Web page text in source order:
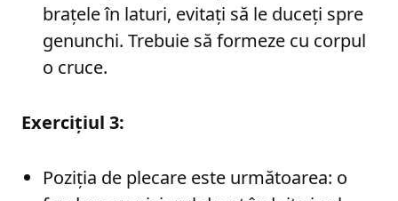
brațele în laturi, evitați să le duceți spre
genunchi. Trebuie să formeze cu corpul
o cruce.
Exercițiul 3:
Poziția de plecare este următoarea: o